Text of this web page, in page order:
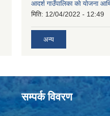
आदर्श गाउँपालिका काे याेजना
मिति: 12/04/2022 - 12:49
अन्य
सम्पर्क विवरण